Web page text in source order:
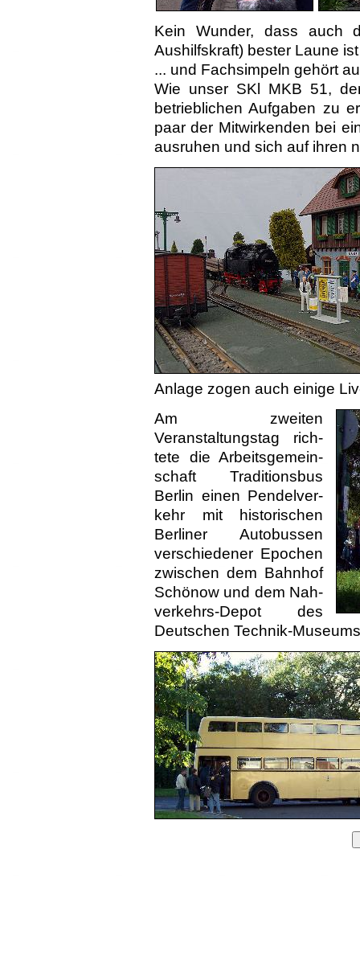
Kein Wunder, dass auch
Aushilfskraft) bester Laune
... und Fachsimpeln gehört
Wie unser SKl MKB 51,
betrieb­lichen Aufgaben zu
paar der Mitwir­kenden bei
ausruhen und sich auf ihren
Anlage zogen auch einige
Am zweiten
Veranstaltungs­tag rich­
tete die Arbeits­gemein­
schaft Tra­ditions­bus
Berlin einen Pendel­ver­
kehr mit hi­stori­schen
Ber­liner Auto­bussen
ver­schie­dener Epochen
zwi­schen dem Bahnhof
Schönow und dem Nah­
verkehrs-Depot des
Deut­schen Technik-